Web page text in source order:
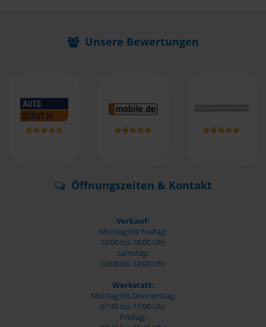
Unsere Bewertungen
Öffnungszeiten & Kontakt
Verkauf:
Montag bis Freitag:
10:00 bis 18:00 Uhr
Samstag:
10:00 bis 14:00 Uhr
Werkstatt:
Montag bis Donnerstag:
07:45 bis 17:00 Uhr
Freitag: